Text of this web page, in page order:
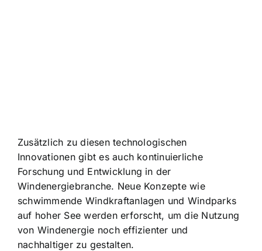
Zusätzlich zu diesen technologischen
Innovationen gibt es auch kontinuierliche
Forschung und Entwicklung in der
Windenergiebranche. Neue Konzepte wie
schwimmende Windkraftanlagen und Windparks
auf hoher See werden erforscht, um die Nutzung
von Windenergie noch effizienter und
nachhaltiger zu gestalten.